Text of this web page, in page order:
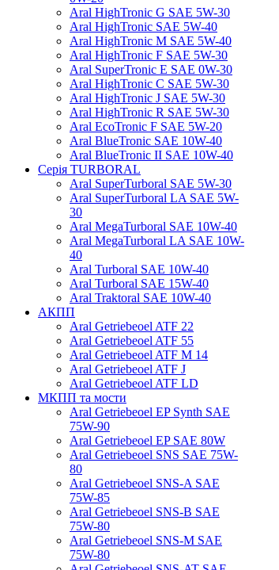
Aral HighTronic G SAE 5W-30
Aral HighTronic SAE 5W-40
Aral HighTronic M SAE 5W-40
Aral HighTronic F SAE 5W-30
Aral SuperTronic E SAE 0W-30
Aral HighTronic C SAE 5W-30
Aral HighTronic J SAE 5W-30
Aral HighTronic R SAE 5W-30
Aral EcoTronic F SAE 5W-20
Aral BlueTronic SAE 10W-40
Aral BlueTronic II SAE 10W-40
Серія TURBORAL
Aral SuperTurboral SAE 5W-30
Aral SuperTurboral LA SAE 5W-
30
Aral MegaTurboral SAE 10W-40
Aral MegaTurboral LA SAE 10W-
40
Aral Turboral SAE 10W-40
Aral Turboral SAE 15W-40
Aral Traktoral SAE 10W-40
АКПП
Aral Getriebeoel ATF 22
Aral Getriebeoel ATF 55
Aral Getriebeoel ATF М 14
Aral Getriebeoel ATF J
Aral Getriebeoel ATF LD
МКПП та мости
Aral Getriebeoel EP Synth SAE
75W-90
Aral Getriebeoel EP SAE 80W
Aral Getriebeoel SNS SAE 75W-
80
Aral Getriebeoel SNS-A SAE
75W-85
Aral Getriebeoel SNS-B SAE
75W-80
Aral Getriebeoel SNS-M SAE
75W-80